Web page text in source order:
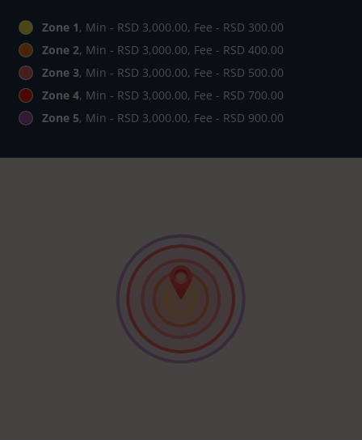
Zone 1, Min - RSD 3,000.00, Fee - RSD 300.00
Zone 2, Min - RSD 3,000.00, Fee - RSD 400.00
Zone 3, Min - RSD 3,000.00, Fee - RSD 500.00
Zone 4, Min - RSD 3,000.00, Fee - RSD 700.00
Zone 5, Min - RSD 3,000.00, Fee - RSD 900.00